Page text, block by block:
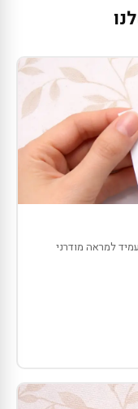
למראה מודרני